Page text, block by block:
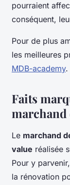
pourraient
conséquent,
Pour de plus
les meilleures
MDB-academy.
Faits
marchand
Le marchand
value réalisée
Pour y
la rénovation